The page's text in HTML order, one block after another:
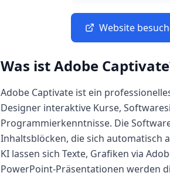
Website
Was istAdobe Captivate
Adobe Captivate ist ein
Designer interaktive Kurse,
Programmierkenntnisse. Die
Inhaltsblöcken, die sich automatisch
KI lassen sich Texte, Grafiken via
PowerPoint-Präsentationen werden